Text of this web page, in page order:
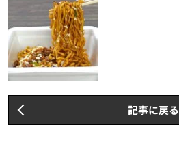
記事に戻る